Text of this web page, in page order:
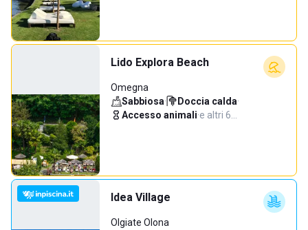
Lido Explora Beach
Omegna
Sabbiosa· Doccia calda·
Accesso animali·e altri 6…
Idea Village
Olgiate Olona